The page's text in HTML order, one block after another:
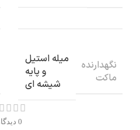
نگهدارنده
ماکت
میله استیل
و پایه
شیشه ای
0 دیدگاه